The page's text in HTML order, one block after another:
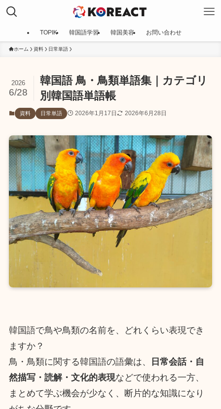
TOPIK 韓国語学習 韓国美容 お問い合わせ
ホーム 資料 日常単語
韓国語 鳥・鳥類単語集｜カテゴリ
別韓国語単語帳
2026
6/28
資料 日常単語 2026年1月17日 2026年6月28日
韓国語で鳥や鳥類の名前を、どれくらい表現でき
ますか？
鳥・鳥類に関する韓国語の語彙は、
日常会話・自
然描写・読解・文化的表現などで使われる一方、
まとめて学ぶ機会が少なく、断片的な知識になり